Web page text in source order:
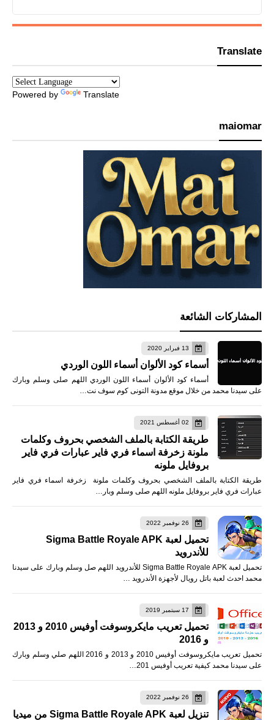
Translate
Powered by Translate
maiomar
المشاركات الشائعة
13 فبراير 2020
أسماء كود الألوان أسماء اللون الوردي
أسماء كود الألوان أسماء اللون الوردي اللهم صلى وسلم وبارك
على سيدنا محمد من خلال موقع مدونة التونى كوم سوف نت…
02 أغسطس 2021
طريقة الكتابة بالملف الشخصي بحروف وكلمات
ملونة زخرفة اسماء فري فاير عبارات فري فاير
بروفايل ملونه
طريقة الكتابة بالملف الشخصي بحروف وكلمات ملونة زخرفة اسماء فري فاير
عبارات فري فاير بروفايل ملونه اللهم صلى وسلم وبار…
26 نوفمبر 2022
تحميل لعبة Sigma Battle Royale APK
للأندرويد
تحميل لعبة Sigma Battle Royale APK للأندرويد اللهم صل وسلم وبارك على سيدنا
محمد احدث لعبة باتل رويال لأجهزة الأندرويد …
17 سبتمبر 2019
تحميل تعريب مايكروسوفت أوفيس 2010 و 2013
و 2016
تحميل تعريب مايكروسوفت أوفيس 2010 و 2013 و 2016 اللهم صلي وسلم وبارك
على سيدنا محمد كيفية تعريب أوفيس 201…
26 نوفمبر 2022
تنزيل لعبة Sigma Battle Royale APK من ميديا